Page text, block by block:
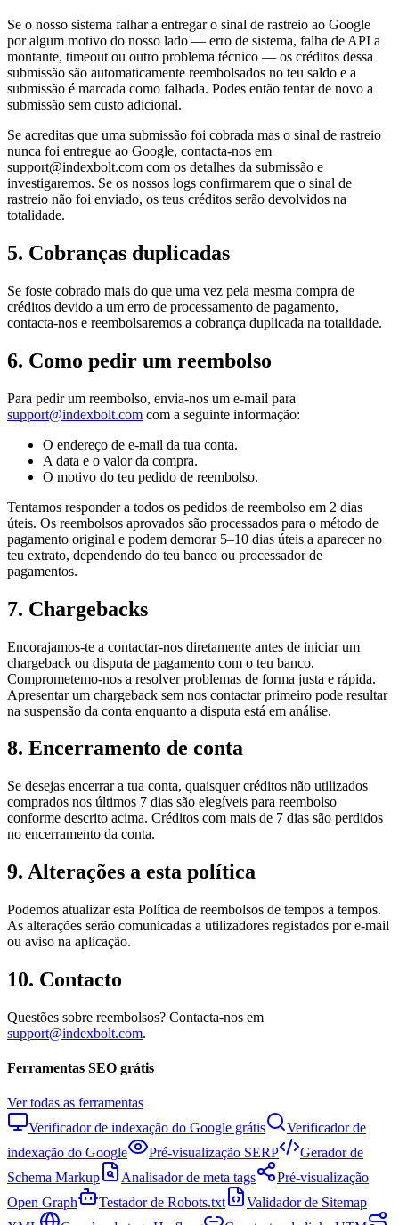
Se o nosso sistema falhar a entregar o sinal de rastreio ao Google
por algum motivo do nosso lado — erro de sistema, falha de API a
montante, timeout ou outro problema técnico — os créditos dessa
submissão são automaticamente reembolsados no teu saldo e a
submissão é marcada como falhada. Podes então tentar de novo a
submissão sem custo adicional.
Se acreditas que uma submissão foi cobrada mas o sinal de rastreio
nunca foi entregue ao Google, contacta-nos em
support@indexbolt.com com os detalhes da submissão e
investigaremos. Se os nossos logs confirmarem que o sinal de
rastreio não foi enviado, os teus créditos serão devolvidos na
totalidade.
5. Cobranças duplicadas
Se foste cobrado mais do que uma vez pela mesma compra de
créditos devido a um erro de processamento de pagamento,
contacta-nos e reembolsaremos a cobrança duplicada na totalidade.
6. Como pedir um reembolso
Para pedir um reembolso, envia-nos um e-mail para
support@indexbolt.com com a seguinte informação:
O endereço de e-mail da tua conta.
A data e o valor da compra.
O motivo do teu pedido de reembolso.
Tentamos responder a todos os pedidos de reembolso em 2 dias
úteis. Os reembolsos aprovados são processados para o método de
pagamento original e podem demorar 5–10 dias úteis a aparecer no
teu extrato, dependendo do teu banco ou processador de
pagamentos.
7. Chargebacks
Encorajamos-te a contactar-nos diretamente antes de iniciar um
chargeback ou disputa de pagamento com o teu banco.
Comprometemo-nos a resolver problemas de forma justa e rápida.
Apresentar um chargeback sem nos contactar primeiro pode resultar
na suspensão da conta enquanto a disputa está em análise.
8. Encerramento de conta
Se desejas encerrar a tua conta, quaisquer créditos não utilizados
comprados nos últimos 7 dias são elegíveis para reembolso
conforme descrito acima. Créditos com mais de 7 dias são perdidos
no encerramento da conta.
9. Alterações a esta política
Podemos atualizar esta Política de reembolsos de tempos a tempos.
As alterações serão comunicadas a utilizadores registados por e-mail
ou aviso na aplicação.
10. Contacto
Questões sobre reembolsos? Contacta-nos em
support@indexbolt.com.
Ferramentas SEO grátis
Ver todas as ferramentas
Verificador de indexação do Google grátis
Verificador de
indexação do Google
Pré-visualização SERP
Gerador de
Schema Markup
Analisador de meta tags
Pré-visualização
Open Graph
Testador de Robots.txt
Validador de Sitemap